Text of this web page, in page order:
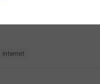
internet